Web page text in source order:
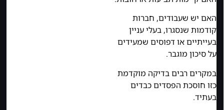
האם יש שעבודים, חברות
קודמות שנסגרו, בעלי עניין
בעייתיים או דפוסים שמעידים
על סיכון מוגבר.
במקרים רבים בדיקה מוקדמת
כזו חוסכת הפסדים כבדים
בעתיד.